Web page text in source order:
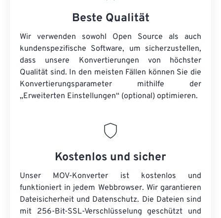
Beste Qualität
Wir verwenden sowohl Open Source als auch
kundenspezifische Software, um sicherzustellen,
dass unsere Konvertierungen von höchster
Qualität sind. In den meisten Fällen können Sie die
Konvertierungsparameter mithilfe der
„Erweiterten Einstellungen“ (optional) optimieren.
Kostenlos und sicher
Unser MOV-Konverter ist kostenlos und
funktioniert in jedem Webbrowser. Wir garantieren
Dateisicherheit und Datenschutz. Die Dateien sind
mit 256-Bit-SSL-Verschlüsselung geschützt und